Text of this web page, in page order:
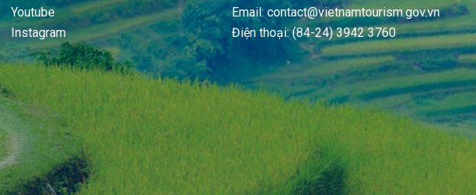
Youtube
Instagram
Email: contact@vietnamtourism.gov.vn
Điện thoại: (84-24) 3942 3760